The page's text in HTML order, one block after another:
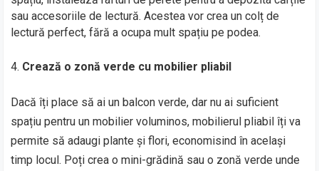
sau accesoriile de lectură. Acestea vor crea un colț de
lectură perfect, fără a ocupa mult spațiu pe podea.
Crează o zonă verde cu mobilier pliabil
Dacă îți place să ai un balcon verde, dar nu ai suficient
spațiu pentru un mobilier voluminos, mobilierul pliabil îți va
permite să adaugi plante și flori, economisind în același
timp locul. Poți crea o mini-grădină sau o zonă verde unde